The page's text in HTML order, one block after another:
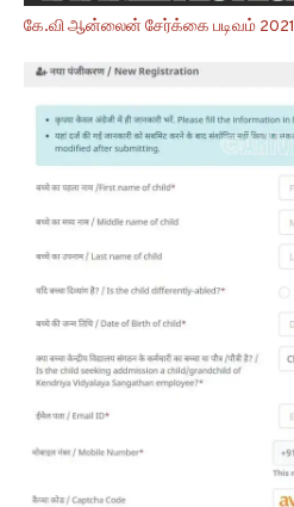
கே.வி ஆன்லைன் சேர்க்கை படிவம் 2021